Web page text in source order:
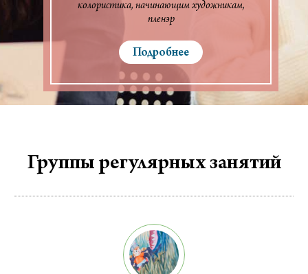
колористика начинающим художникам
пленэр
Подробнее
Группы регулярных занятий